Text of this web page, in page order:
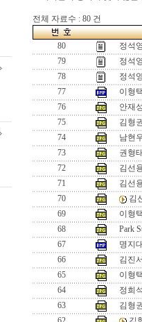
전체 자료수 : 80 건
80 정석
79
정석
78
정석
77
이형
76
안재
75
김형
74
남현
73
권형
72
김선
71
김선
70
김
69
이형
68
Park
67
명지
66
김진서
65
이형
64
정희
63
김형